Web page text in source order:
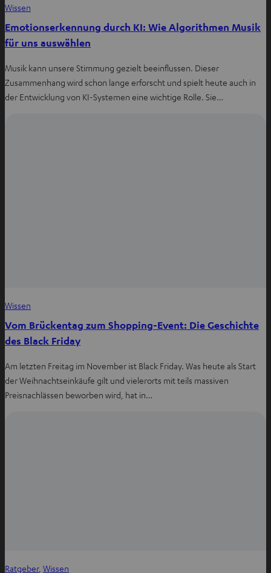
Wissen
Emotionserkennung durch KI: Wie Algorithmen Musik
für uns auswählen
Musik kann unsere Stimmung gezielt beeinflussen. Dieser
Zusammenhang wird schon lange erforscht und spielt heute auch in
der Entwicklung von KI-Systemen eine wichtige Rolle. Sie…
Wissen
Vom Brückentag zum Shopping-Event: Die Geschichte
des Black Friday
Am letzten Freitag im November ist Black Friday. Was heute als Start
der Weihnachtseinkäufe gilt und vielerorts mit teils massiven
Preisnachlässen beworben wird, hat in…
Ratgeber, Wissen